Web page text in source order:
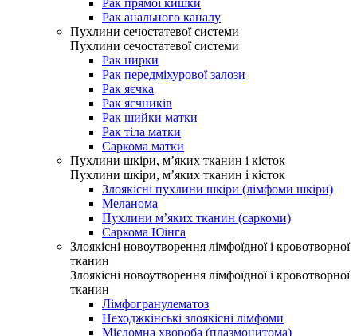
Рак прямої кишки
Рак анального каналу
Пухлини сечостатевої системи
Пухлини сечостатевої системи
Рак нирки
Рак передміхурової залози
Рак яєчка
Рак яєчників
Рак шийки матки
Рак тіла матки
Саркома матки
Пухлини шкіри, м’яких тканин і кісток
Пухлини шкіри, м’яких тканин і кісток
Злоякісні пухлини шкіри (лімфоми шкіри)
Меланома
Пухлини м’яких тканин (саркоми)
Саркома Юінга
Злоякісні новоутворення лімфоїдної і кровотворної
тканин
Злоякісні новоутворення лімфоїдної і кровотворної
тканин
Лімфогранулематоз
Неходжкінські злоякісні лімфоми
Мієломна хвороба (плазмоцитома)